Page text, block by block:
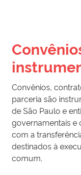
Convênios,
parceria são
de São Paulo e
governamentais e
com a
destinados à
comum.